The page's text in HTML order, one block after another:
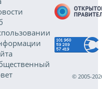
© 2005-